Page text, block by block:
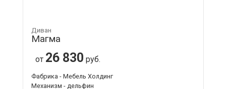
Диван
Магма
от 26 830 руб.
Фабрика - Мебель Холдинг
Механизм - дельфин